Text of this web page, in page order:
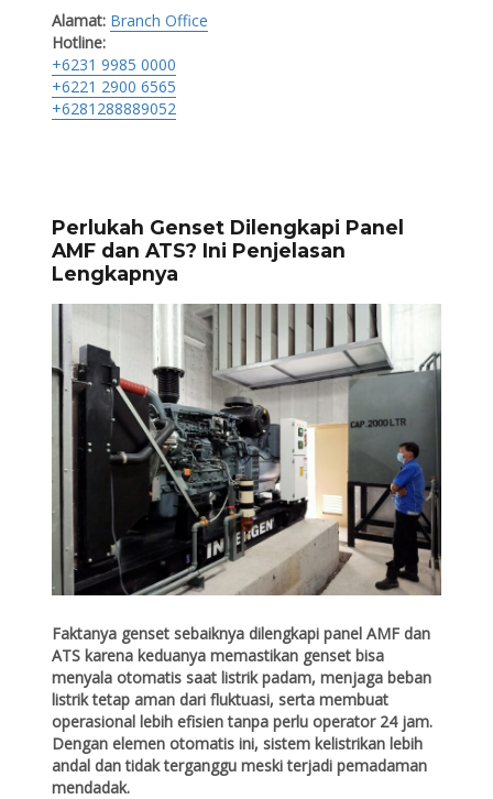
Alamat: Branch Office
Hotline:
+6231 9985 0000
+6221 2900 6565
+6281288889052
Perlukah Genset Dilengkapi Panel
AMF dan ATS? Ini Penjelasan
Lengkapnya
Faktanya genset sebaiknya dilengkapi panel AMF dan
ATS karena keduanya memastikan genset bisa
menyala otomatis saat listrik padam, menjaga beban
listrik tetap aman dari fluktuasi, serta membuat
operasional lebih efisien tanpa perlu operator 24 jam.
Dengan elemen otomatis ini, sistem kelistrikan lebih
andal dan tidak terganggu meski terjadi pemadaman
mendadak.